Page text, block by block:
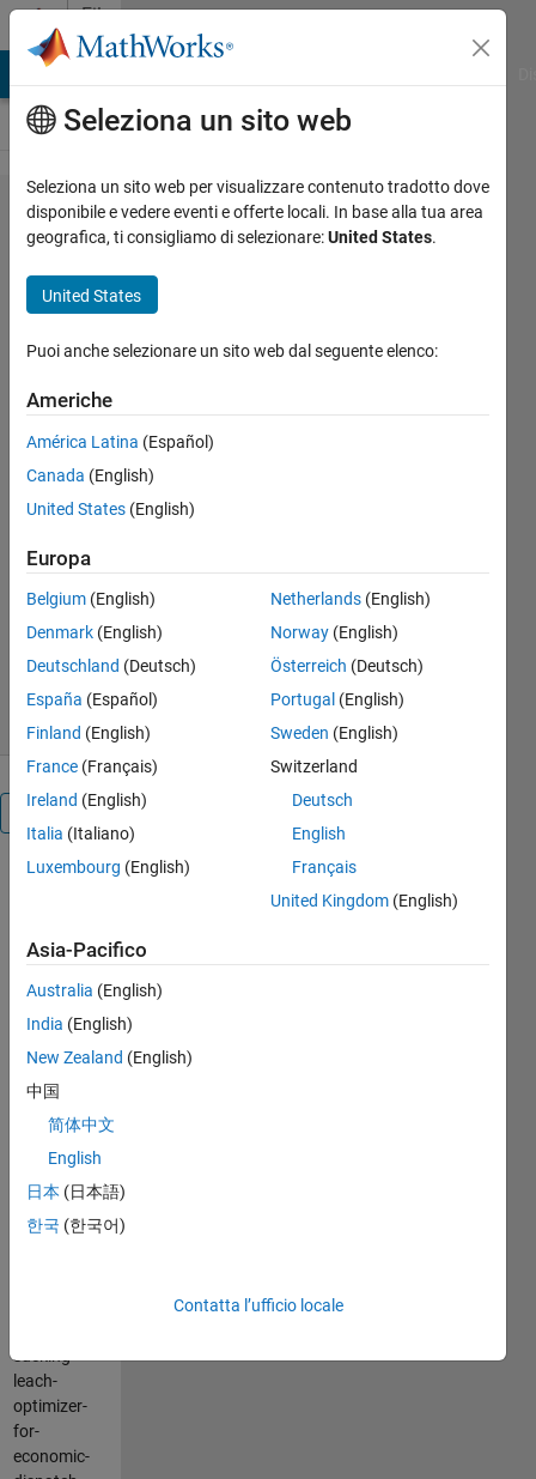
Vai al contenuto
File
Exchange
Blood
Sucking
for
Dispatch
Problem
this program solves EDP by
(BSLO)
praveen kumar
Versione 1.0.0(3,44 KB)
12 download
0,00/5
Panoramica
Cita come
praveen
kumar
(2026).
Blood
Sucking
Leach
Optimizer
for
Economic
(https://it.mathworks.com/matlabcentral/fileexchange/177224-
sucking-
leach-
optimizer-
for-
economic-
Seleziona un sito web
Seleziona un sito web per visualizzare contenuto tradotto dove
disponibile e vedere eventi e offerte locali. In base alla tua area
geografica, ti consigliamo di selezionare:United States.
United States
Puoi anche selezionare un sito web dal seguente elenco:
Americhe
América Latina (Español)
Canada (English)
United States (English)
Europa
Belgium (English)
Denmark (English)
Deutschland (Deutsch)
España (Español)
Finland (English)
France (Français)
Ireland (English)
Italia (Italiano)
Luxembourg (English)
Netherlands (English)
Norway (English)
Österreich (Deutsch)
Portugal (English)
Sweden (English)
Switzerland
Deutsch
English
Français
United Kingdom (English)
Asia-Pacifico
Australia (English)
India (English)
New Zealand (English)
中国
简体中文
English
日本 (日本語)
한국 (한국어)
Contatta l’ufficio locale